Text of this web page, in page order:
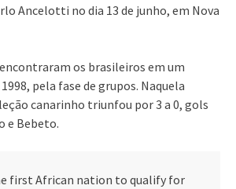
Ancelotti no dia 13 de junho, em Nova
os brasileiros em um
pela fase de grupos. Naquela
canarinho triunfou por 3 a 0, gols
e Bebeto.
first African nation to qualify for